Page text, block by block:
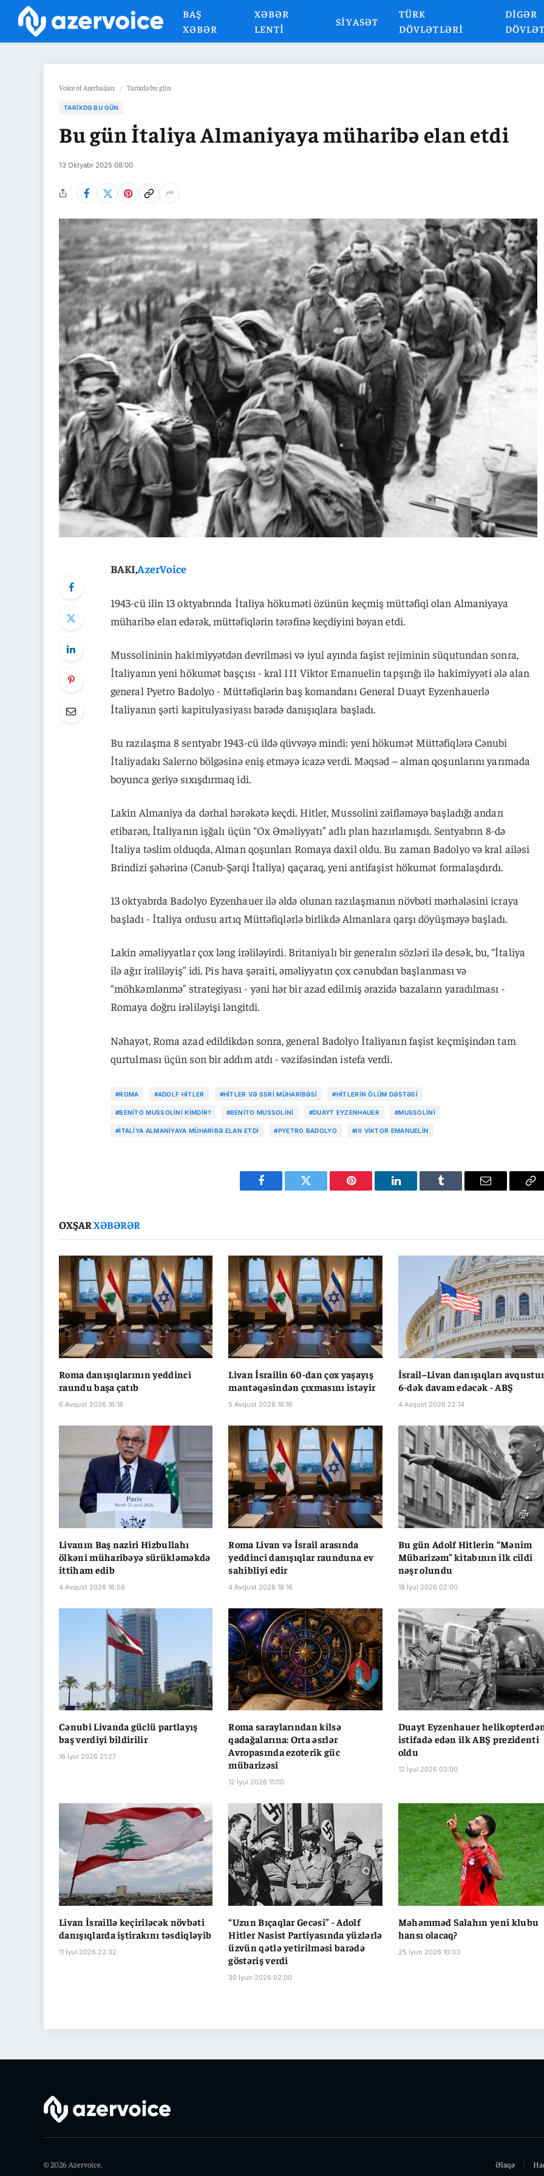
BAŞ
XƏBƏR
XƏBƏR
LENTI
SIYASƏT
TÜRK
DÖVLƏTLƏRI
DIGƏR
Voice of Azerbaijan / Tarixdə bu gün
TARIXDƏ BU GÜN
Bu gün İtaliya Almaniyaya müharibə elan etdi
13 Oktyabr 2025 08:00
BAKI,AzerVoice
1943-cü ilin 13 oktyabrında İtaliya hökuməti özünün keçmiş müttəfiqi olan Almaniyaya
müharibə elan edərək, müttəfiqlərin tərəfinə keçdiyini bəyan etdi.
Mussolininin hakimiyyətdən devrilməsi və iyul ayında faşist rejiminin süqutundan sonra,
İtaliyanın yeni hökumət başçısı - kral III Viktor Emanuelin tapşırığı ilə hakimiyyəti ələ alan
general Pyetro Badolyo - Müttəfiqlərin baş komandanı General Duayt Eyzenhauerlə
İtaliyanın şərti kapitulyasiyası barədə danışıqlara başladı.
Bu razılaşma 8 sentyabr 1943-cü ildə qüvvəyə mindi: yeni hökumət Müttəfiqlərə Cənubi
İtaliyadakı Salerno bölgəsinə eniş etməyə icazə verdi. Məqsəd – alman qoşunlarını yarımada
boyunca geriyə sıxışdırmaq idi.
Lakin Almaniya da dərhal hərəkətə keçdi. Hitler, Mussolini zəifləməyə başladığı andan
etibarən, İtaliyanın işğalı üçün “Ox Əməliyyatı” adlı plan hazırlamışdı. Sentyabrın 8-də
İtaliya təslim olduqda, Alman qoşunları Romaya daxil oldu. Bu zaman Badolyo və kral ailəsi
Brindizi şəhərinə (Cənub-Şərqi İtaliya) qaçaraq, yeni antifaşist hökumət formalaşdırdı.
13 oktyabrda Badolyo Eyzenhauer ilə əldə olunan razılaşmanın növbəti mərhələsini icraya
başladı - İtaliya ordusu artıq Müttəfiqlərlə birlikdə Almanlara qarşı döyüşməyə başladı.
Lakin əməliyyatlar çox ləng irəliləyirdi. Britaniyalı bir generalın sözləri ilə desək, bu, “İtaliya
ilə ağır irəliləyiş” idi. Pis hava şəraiti, əməliyyatın çox cənubdan başlanması və
“möhkəmlənmə” strategiyası - yəni hər bir azad edilmiş ərazidə bazaların yaradılması -
Romaya doğru irəliləyişi ləngitdi.
Nəhayət, Roma azad edildikdən sonra, general Badolyo İtaliyanın faşist keçmişindən tam
qurtulması üçün son bir addım atdı - vəzifəsindən istefa verdi.
#ROMA #ADOLF HITLER #HITLER VƏ SSRİ MÜHARIBƏSI #HITLERIN ÖLÜM DƏSTƏSI
#BENITO MUSSOLINI KIMDIR? #BENITO MUSSOLINI #DUAYT EYZENHAUER #MUSSOLINI
#İTALIYA ALMANIYAYA MÜHARIBƏ ELAN ETDI #PYETRO BADOLYO #III VIKTOR EMANUELIN
Facebook Twitter Pinterest LinkedIn Tumblr Email
OXŞARXƏBƏRƏR
Roma danışıqlarının yeddinci
raundu başa çatıb
6 Avqust 2026 18:18
Livan İsrailin 60-dan çox yaşayış
məntəqəsindən çıxmasını istəyir
5 Avqust 2026 18:16
İsrail–Livan danışıqları
6-dək davam edəcək - ABŞ
4 Avqust 2026 22:14
Livanın Baş naziri Hizbullahı
ölkəni müharibəyə sürükləməkdə
ittiham edib
4 Avqust 2026 18:56
Roma Livan və İsrail arasında
yeddinci danışıqlar raunduna ev
sahibliyi edir
4 Avqust 2026 18:16
Bu gün Adolf Hitlerin “Mənim
Mübarizəm” kitabının ilk cildi
nəşr olundu
18 İyul 2026 02:00
Cənubi Livanda güclü partlayış
baş verdiyi bildirilir
16 İyul 2026 21:27
Roma saraylarından kilsə
qadağalarına: Orta əsrlər
Avropasında ezoterik güc
mübarizəsi
12 İyul 2026 11:00
Duayt Eyzenhauer
istifadə edən ilk ABŞ prezidenti
oldu
12 İyul 2026 03:00
Livan İsraillə keçiriləcək növbəti
danışıqlarda iştirakını təsdiqləyib
11 İyul 2026 22:32
“Uzun Bıçaqlar Gecəsi” - Adolf
Hitler Nasist Partiyasında yüzlərlə
üzvün qətlə yetirilməsi barədə
göstəriş verdi
30 İyun 2026 02:00
Məhəmməd Salahın yeni klubu
hansı olacaq?
25 İyun 2026 10:33
© 2026 Azervoice. Əlaqə